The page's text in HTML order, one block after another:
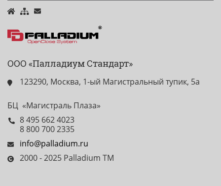
ООО «Палладиум Стандарт»
123290, Москва, 1-ый Магистральный тупик, 5а
БЦ «Магистраль Плаза»
8 495 662 4023
8 800 700 2335
info@palladium.ru
2000 - 2025 Palladium TM